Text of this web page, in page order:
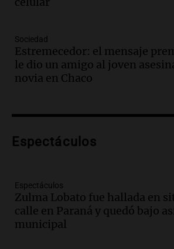
Episodios
más femicidios del país,
de Casa del Encuentro
Panorama Federal
Episodios
Procrear en la provincia
Episodios
y críticas entre senadores
Panorama Federal
Episodios
Audio.
Sociedad
Estremecedor: el mensaje
le dio un amigo al joven
novia en Chaco
Espectáculos
Espectáculos
Zulma Lobato fue hallada en
calle en Paraná y quedó bajo
municipal